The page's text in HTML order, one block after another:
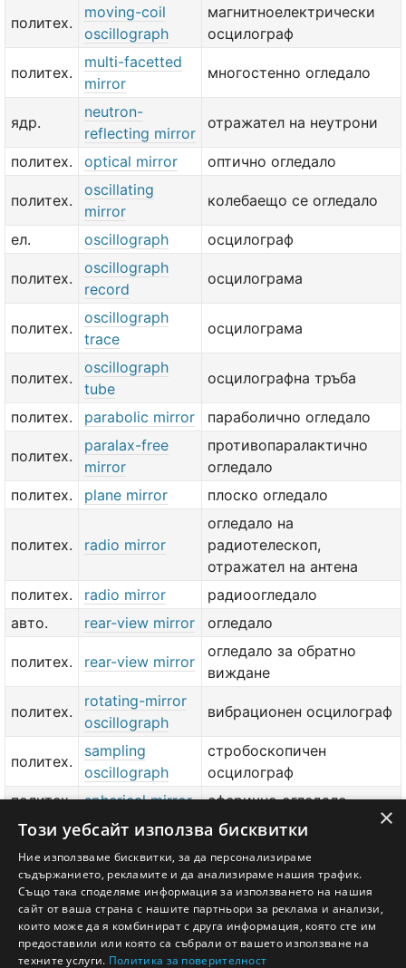
политех.
moving-coil
oscillograph
магнитноелектрически
осцилограф
политех.
multi-facetted
mirror
многостенно огледало
ядр.
neutron-
reflecting mirror
отражател на неутрони
политех. optical mirror оптично огледало
политех.
oscillating
mirror
колебаещо се огледало
ел. oscillograph осцилограф
политех.
oscillograph
record
осцилограма
политех.
oscillograph
trace
осцилограма
политех.
oscillograph
tube
осцилографна тръба
политех. parabolic mirror параболично огледало
политех.
paralax-free
mirror
противопаралактично
огледало
политех.
plane mirror плоско огледало
политех. radio mirror
огледало на
радиотелескоп,
отражател на антена
политех.
radio mirror
радиоогледало
авто.
rear-view mirror огледало
политех. rear-view mirror
огледало за обратно
виждане
политех.
rotating-mirror
oscillograph
вибрационен осцилограф
политех.
sampling
oscillograph
стробоскопичен
осцилограф
политех.
spherical mirror сферично огледало
политех.
string
oscillograph
струнен осцилограф
политех. viewing mirror наблюдателно огледало
добави значение или преводтук
×
Този уебсайт използва бисквитки
Ние използваме бисквитки, за да персонализираме
съдържанието, рекламите и да анализираме нашия трафик.
Също така споделяме информация за използването на нашия
сайт от ваша страна с нашите партньори за реклама и анализи,
които може да я комбинират с друга информация, която сте им
предоставили или която са събрали от вашето използване на
техните услуги. Политика за поверителност